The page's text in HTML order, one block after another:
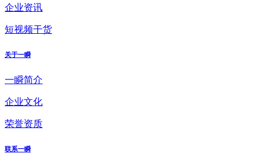
企业资讯
短视频干货
关于一瞬
一瞬简介
企业文化
荣誉资质
联系一瞬